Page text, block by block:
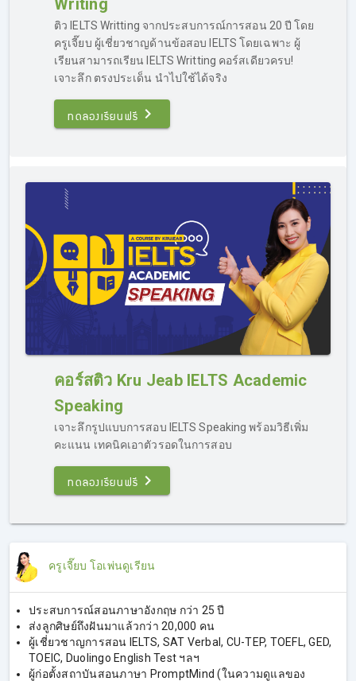
โดยเฉพาะ เน้นการอัพ Band เป็นหลัก โดยคอร์สติว IELTS
เร่งรัด จะค่อนข้างเหมาะกับคนที่มีพื้นฐานอยู่แล้ว เพราะ
เทคนิคหลายอย่าง ผู้เรียนต้องเข้าใจในหลักการภาษาอังกฤษ
พอสมควร
สอบเพียง 2 สัปดาห์ ก็สามารถพิชิต Band 7.0 ได้ แต่โดยเฉลี่ย
แล้วผู้ที่เรียน IELTS ในคอร์สติว IELTS เร่งรัดมักจะเรียนก่อน
ติว IELTS เร่งรัด ถือเป็นอีกหนึ่งคอร์สยอดนิยมของเรา มีผู้ที่
ต้องการติวสอบ IELTS จำนวนไม่น้อย ที่ต้องการติวภายใน
ระยะเวลาสั้นๆ เพราะรีบใช้คะแนนสอบ โดยคอร์สของเราก็
ตอบโจทย์ส่วนนี้เป็นอย่างดี เพราะผู้เรียนจำนวนมาก ที่ลง
คอร์สติว IELTS เร่งรัดก็สามารถทำคะแนนสอบได้ตามที่ตั้งเป้า
ไว้
สำหรับใครที่สนใจ
ติว IELTS เร่งรัด และต้องการประเมินพื้น
ฐานภาษาอังกฤษของตนเองเบื้องต้นว่าสามารถเรียนได้หรือไม่
แนะนำให้สอบถามข้อมูลได้ทาง Inbox บน Facebook : Kru
Jeab IELTS คอร์สติวไอเอลออนไลน์ การันตี 7.0
คอร์สเรียน IELTS ออนไลน์ Kru Jeab
เรียน IELTS ออนไลน์กับครูเจี๊ยบ ติว IELTS มีให้เลือกทั้ง
Academic & General Trainingครบทุกเนื้อหาที่ต้องรู้ใน
แต่ละทักษะ รูปแบบข้อสอบ เทคนิคการทำโจทย์แต่ละแบบ ทุก
เคล็ดลับจากประสบการณ์กว่า 20 ปี ครูเจี๊ยบได้รวบรวมไว้ให้ผู้
เรียนทุกคนในคอร์สนี้แล้วค่ะ
Writing
ติว IELTS Writting จากประสบการณ์การสอน 20 ปี โดย
ครูเจี๊ยบ ผู้เชี่ยวชาญด้านข้อสอบ IELTS โดยเฉพาะ ผู้
เรียนสามารถเรียน IELTS Writting คอร์สเดียวครบ!
เจาะลึก ตรงประเด็น นำไปใช้ได้จริง
ทดลองเรียนฟรี
คอร์สติว Kru Jeab IELTS Academic
Speaking
เจาะลึกรูปแบบการสอบ IELTS Speaking พร้อมวิธีเพิ่ม
คะแนน เทคนิคเอาตัวรอดในการสอบ
ทดลองเรียนฟรี
ครูเจี๊ยบ โอเพ่นดูเรียน
ประสบการณ์สอนภาษาอังกฤษ กว่า 25 ปี
ส่งลูกศิษย์ถึงฝันมาแล้วกว่า 20,000 คน
ผู้เชี่ยวชาญการสอน IELTS, SAT Verbal, CU-TEP, TOEFL, GED,
TOEIC, Duolingo English Test ฯลฯ
ผู้ก่อตั้งสถาบันสอนภาษา PromptMind (ในความดูแลของ